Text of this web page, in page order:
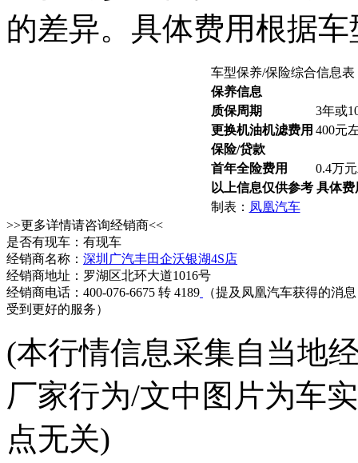
的差异。具体费用根据
车型保养/保险综合信息表
保养信息
质保周期
3年或
更换机油机滤费用 400元
保险/贷款
首年全险费用
0.4万
以上信息仅供参考 具体
制表： 凤凰汽车
>>更多详情请咨询经销商<<
是否有现车：有现车
经销商名称： 深圳广汽丰田企沃银湖4S店
经销商地址：罗湖区北环大道1016号
经销商电话：400-076-6675 转 4189
（提及凤凰汽车获得的消
受到更好的服务）
(本行情信息采集自当地
厂家行为/文中图片为车
点无关)